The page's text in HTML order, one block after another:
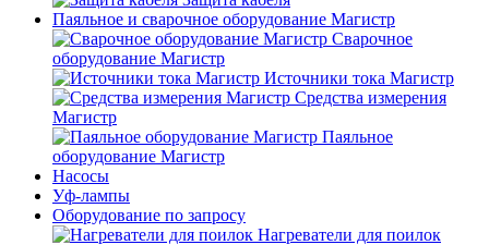
Паяльное и сварочное оборудование Магистр
Сварочное
оборудование Магистр
Источники тока Магистр
Средства измерения
Магистр
Паяльное
оборудование Магистр
Насосы
Уф-лампы
Оборудование по запросу
Нагреватели для поилок